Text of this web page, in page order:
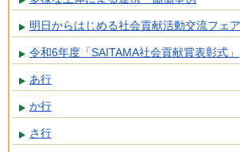
明日からはじめる社会貢献活動交流フェア
令和6年度「SAITAMA社会貢献賞表彰式」
あ行
か行
さ行